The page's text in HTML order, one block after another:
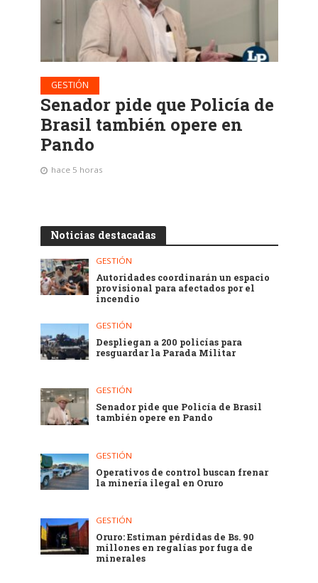
GESTIÓN
Senador pide que Policía de
Brasil también opere en
Pando
hace 5 horas
Noticias destacadas
GESTIÓN
Autoridades coordinarán un espacio
provisional para afectados por el
incendio
GESTIÓN
Despliegan a 200 policías para
resguardar la Parada Militar
GESTIÓN
Senador pide que Policía de Brasil
también opere en Pando
GESTIÓN
Operativos de control buscan frenar
la minería ilegal en Oruro
GESTIÓN
Oruro: Estiman pérdidas de Bs. 90
millones en regalías por fuga de
minerales